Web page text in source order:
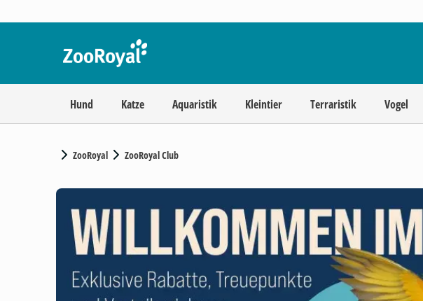
Hund Katze Aquaristik Kleintier Terraristik Vogel
ZooRoyal ZooRoyal Club